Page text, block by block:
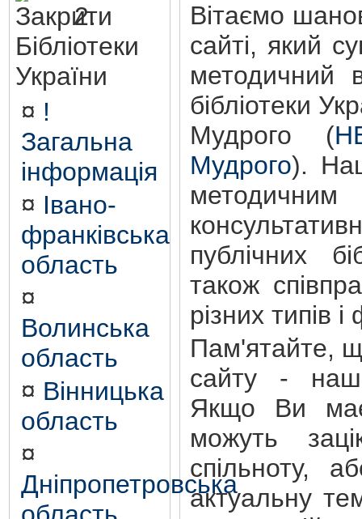
2.
Бібліотеки
України
¤ !
Загальна
інформація
¤ Івано-
франківська
область
¤
Волинська
область
¤ Вінницька
область
¤
Дніпропетровська
Вітаємо
сайті, який
методичний
бібліотеки
Мудрого (
Мудрого).
методичним
публічних
також
різних типів
Пам'ятайте,
сайту -
Якщо Ви
можуть
спільноту,
актуальну